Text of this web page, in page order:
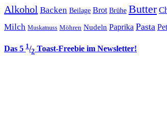
Alkohol Backen Beilage Brot Brühe Butter
Milch Muskatnuss Möhren Nudeln Paprika Pasta
Das 5 1/2 Toast-Freebie im Newsletter!